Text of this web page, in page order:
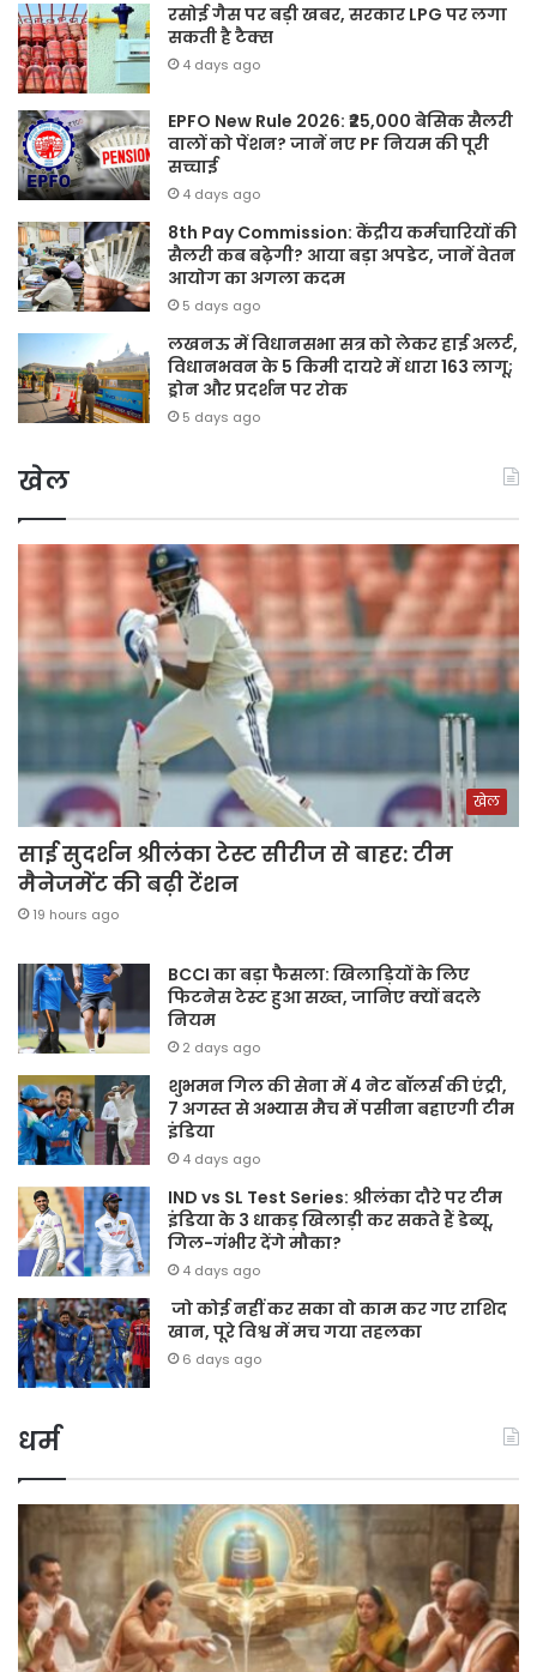
रसोई गैस पर बड़ी खबर, सरकार LPG पर लगा
सकती है टैक्स
4 days ago
EPFO New Rule 2026: ₹25,000 बेसिक सैलरी
वालों को पेंशन? जानें नए PF नियम की पूरी
सच्चाई
4 days ago
8th Pay Commission: केंद्रीय कर्मचारियों की
सैलरी कब बढ़ेगी? आया बड़ा अपडेट, जानें वेतन
आयोग का अगला कदम
5 days ago
लखनऊ में विधानसभा सत्र को लेकर हाई अलर्ट,
विधानभवन के 5 किमी दायरे में धारा 163 लागू;
ड्रोन और प्रदर्शन पर रोक
5 days ago
खेल
खेल
साई सुदर्शन श्रीलंका टेस्ट सीरीज से बाहर: टीम
मैनेजमेंट की बढ़ी टेंशन
19 hours ago
BCCI का बड़ा फैसला: खिलाड़ियों के लिए
फिटनेस टेस्ट हुआ सख्त, जानिए क्यों बदले
नियम
2 days ago
शुभमन गिल की सेना में 4 नेट बॉलर्स की एंट्री,
7 अगस्त से अभ्यास मैच में पसीना बहाएगी टीम
इंडिया
4 days ago
IND vs SL Test Series: श्रीलंका दौरे पर टीम
इंडिया के 3 धाकड़ खिलाड़ी कर सकते हैं डेब्यू,
गिल-गंभीर देंगे मौका?
4 days ago
जो कोई नहीं कर सका वो काम कर गए राशिद
खान, पूरे विश्व में मच गया तहलका
6 days ago
धर्म